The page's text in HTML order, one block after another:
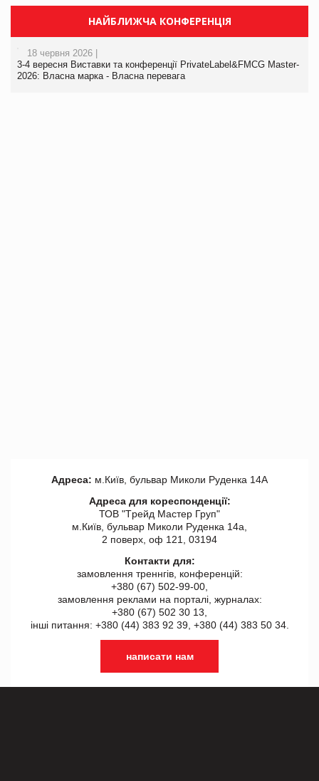
НАЙБЛИЖЧА КОНФЕРЕНЦІЯ
18 червня 2026 |
3-4 вересня Виставки та конференції PrivateLabel&FMCG Master-
2026: Власна марка - Власна перевага
Адреса: м.Київ, бульвар Миколи Руденка 14А
Адреса для кореспонденції:
ТОВ "Tрейд Мастер Груп"
м.Київ, бульвар Миколи Руденка 14а,
2 поверх, оф 121, 03194
Контакти для:
замовлення треннгів, конференцій:
+380 (67) 502-99-00,
замовлення реклами на порталі, журналах:
+380 (67) 502 30 13,
інші питання: +380 (44) 383 92 39, +380 (44) 383 50 34.
написати нам